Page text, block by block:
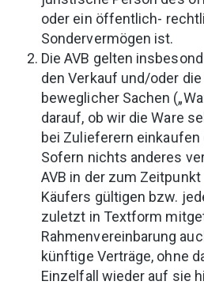
oder ein öffentlich-
Sondervermögen ist.
Die AVB gelten
den Verkauf und/oder
beweglicher Sachen
darauf, ob wir die Ware
bei Zulieferern einkaufen
Sofern nichts anderes
AVB in der zum
Käufers gültigen bzw.
zuletzt in Textform
Rahmenvereinbarung
künftige Verträge, ohne
Einzelfall wieder auf sie